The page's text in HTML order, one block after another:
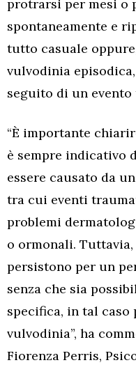
protrarsi per mesi o
spontaneamente e
tutto casuale
vulvodinia
seguito di un
“È importante
è sempre indicativo
essere causato da
tra cui eventi
problemi
o ormonali.
persistono per un
senza che sia
specifica, in tal
vulvodinia”, ha
Fiorenza Perris,